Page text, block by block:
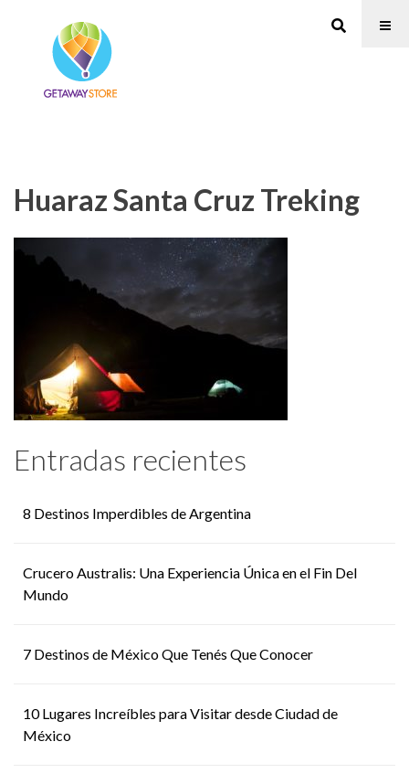
Huaraz Santa Cruz Treking
Entradas recientes
8 Destinos Imperdibles de Argentina
Crucero Australis: Una Experiencia Única en el Fin Del
Mundo
7 Destinos de México Que Tenés Que Conocer
10 Lugares Increíbles para Visitar desde Ciudad de
México